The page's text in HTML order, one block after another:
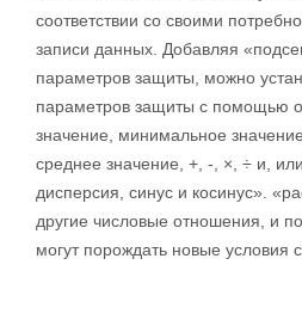
соответствии со своими
записи данных. Добавляя
параметров защиты, можно
параметров защиты с помощью
значение, минимальное
среднее значение, +, -, ×, ÷ и,
дисперсия, синус и косинус».
другие числовые отношения, и
могут порождать новые условия